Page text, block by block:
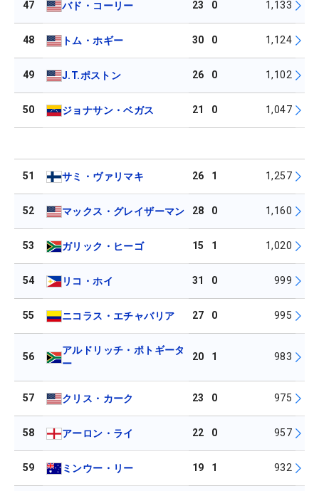
47 バド・コーリー 23 0 1,133
48 トム・ホギー 30 0 1,124
49 J.T.ポストン 26 0 1,102
50 ジョナサン・ベガス 21 0 1,047
51 サミ・ヴァリマキ 26 1 1,257
52 マックス・グレイザーマン 28 0 1,160
53 ガリック・ヒーゴ 15 1 1,020
54 リコ・ホイ 31 0 999
55 ニコラス・エチャバリア 27 0 995
56
アルドリッチ・ポトギータ
ー
20 1 983
57 クリス・カーク 23 0 975
58 アーロン・ライ 22 0 957
59 ミンウー・リー 19 1 932